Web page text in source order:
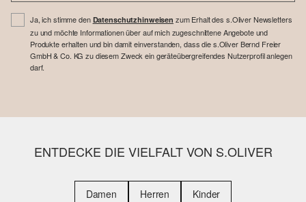
Ja, ich stimme den Datenschutzhinweisen zum Erhalt des s.Oliver Newsletters
zu und möchte Informationen über auf mich zugeschnittene Angebote und
Produkte erhalten und bin damit einverstanden, dass die s.Oliver Bernd Freier
GmbH & Co. KG zu diesem Zweck ein geräteübergreifendes Nutzerprofil anlegen
darf.
ENTDECKE DIE VIELFALT VON S.OLIVER
Damen Herren Kinder